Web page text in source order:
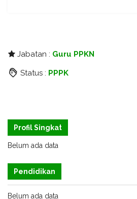
Jabatan : Guru PPKN
Status : PPPK
Profil Singkat
Belum ada data
Pendidikan
Belum ada data